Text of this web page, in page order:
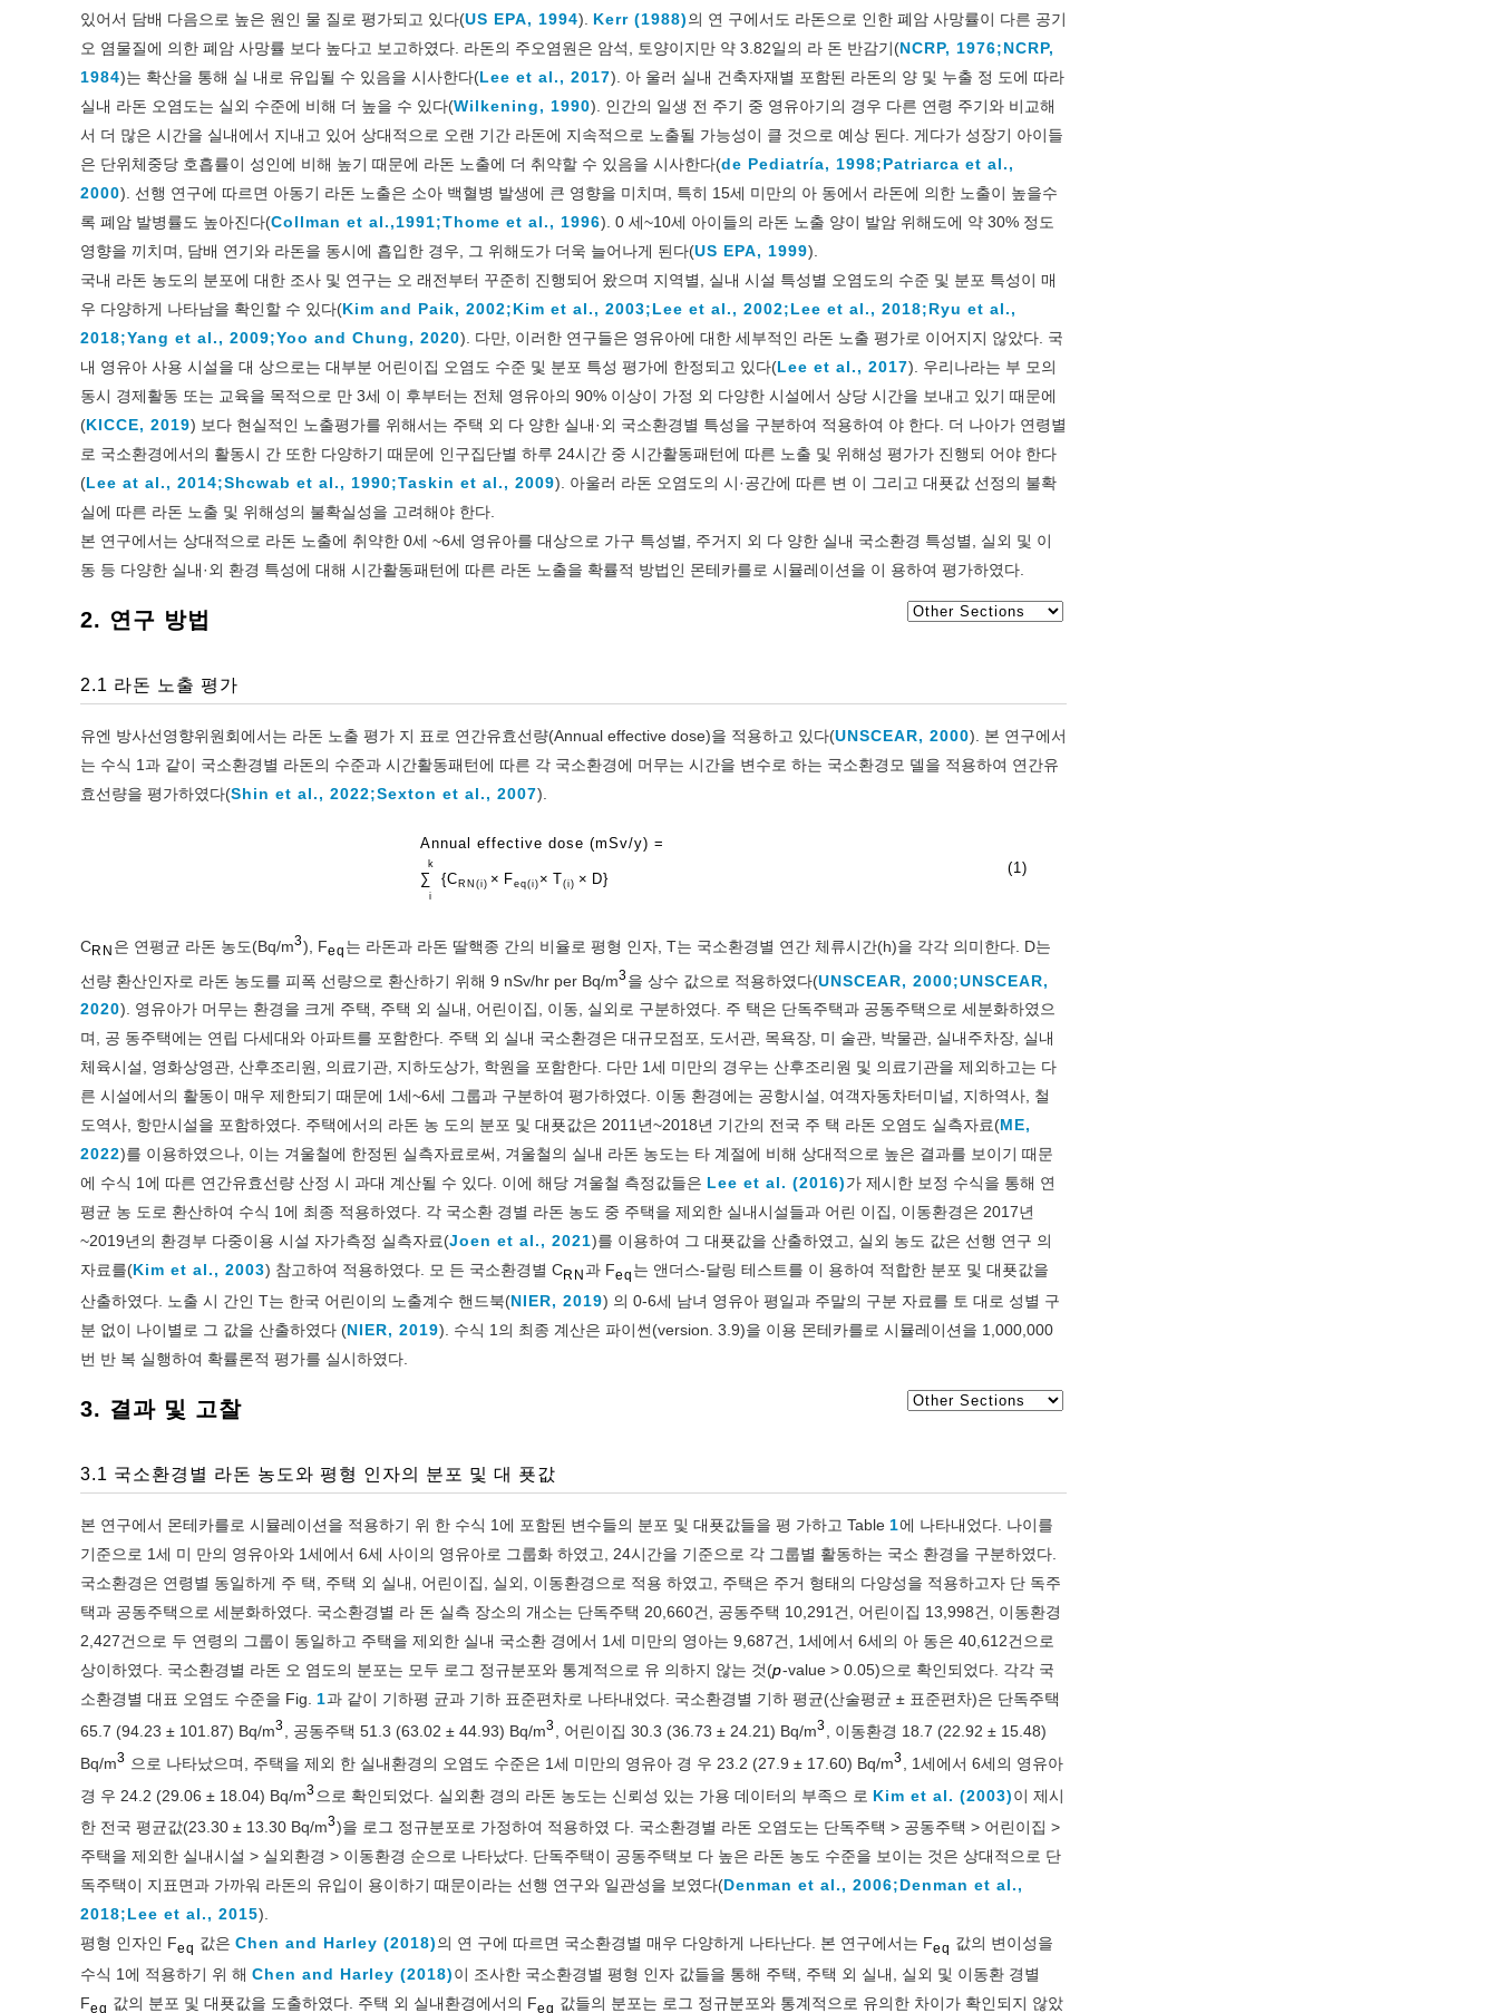
있어서 담배 다음으로 높은 원인 물 질로 평가되고 있다(US EPA, 1994). Kerr (1988)의 연 구에서도 라돈으로 인한 폐암 사망률이 다른 공기
오 염물질에 의한 폐암 사망률 보다 높다고 보고하였다. 라돈의 주오염원은 암석, 토양이지만 약 3.82일의 라 돈 반감기(NCRP, 1976;NCRP,
1984)는 확산을 통해 실 내로 유입될 수 있음을 시사한다(Lee et al., 2017). 아 울러 실내 건축자재별 포함된 라돈의 양 및 누출 정 도에 따라
실내 라돈 오염도는 실외 수준에 비해 더 높을 수 있다(Wilkening, 1990). 인간의 일생 전 주기 중 영유아기의 경우 다른 연령 주기와 비교해
서 더 많은 시간을 실내에서 지내고 있어 상대적으로 오랜 기간 라돈에 지속적으로 노출될 가능성이 클 것으로 예상 된다. 게다가 성장기 아이들
은 단위체중당 호흡률이 성인에 비해 높기 때문에 라돈 노출에 더 취약할 수 있음을 시사한다(de Pediatría, 1998;Patriarca et al.,
2000). 선행 연구에 따르면 아동기 라돈 노출은 소아 백혈병 발생에 큰 영향을 미치며, 특히 15세 미만의 아 동에서 라돈에 의한 노출이 높을수
록 폐암 발병률도 높아진다(Collman et al.,1991;Thome et al., 1996). 0 세~10세 아이들의 라돈 노출 양이 발암 위해도에 약 30% 정도
영향을 끼치며, 담배 연기와 라돈을 동시에 흡입한 경우, 그 위해도가 더욱 늘어나게 된다(US EPA, 1999).
국내 라돈 농도의 분포에 대한 조사 및 연구는 오 래전부터 꾸준히 진행되어 왔으며 지역별, 실내 시설 특성별 오염도의 수준 및 분포 특성이 매
우 다양하게 나타남을 확인할 수 있다(Kim and Paik, 2002;Kim et al., 2003;Lee et al., 2002;Lee et al., 2018;Ryu et al.,
2018;Yang et al., 2009;Yoo and Chung, 2020). 다만, 이러한 연구들은 영유아에 대한 세부적인 라돈 노출 평가로 이어지지 않았다. 국
내 영유아 사용 시설을 대 상으로는 대부분 어린이집 오염도 수준 및 분포 특성 평가에 한정되고 있다(Lee et al., 2017). 우리나라는 부 모의
동시 경제활동 또는 교육을 목적으로 만 3세 이 후부터는 전체 영유아의 90% 이상이 가정 외 다양한 시설에서 상당 시간을 보내고 있기 때문에
(KICCE, 2019) 보다 현실적인 노출평가를 위해서는 주택 외 다 양한 실내·외 국소환경별 특성을 구분하여 적용하여 야 한다. 더 나아가 연령별
로 국소환경에서의 활동시 간 또한 다양하기 때문에 인구집단별 하루 24시간 중 시간활동패턴에 따른 노출 및 위해성 평가가 진행되 어야 한다
(Lee at al., 2014;Shcwab et al., 1990;Taskin et al., 2009). 아울러 라돈 오염도의 시·공간에 따른 변 이 그리고 대푯값 선정의 불확
실에 따른 라돈 노출 및 위해성의 불확실성을 고려해야 한다.
본 연구에서는 상대적으로 라돈 노출에 취약한 0세 ~6세 영유아를 대상으로 가구 특성별, 주거지 외 다 양한 실내 국소환경 특성별, 실외 및 이
동 등 다양한 실내·외 환경 특성에 대해 시간활동패턴에 따른 라돈 노출을 확률적 방법인 몬테카를로 시뮬레이션을 이 용하여 평가하였다.
2. 연구 방법
2.1 라돈 노출 평가
유엔 방사선영향위원회에서는 라돈 노출 평가 지 표로 연간유효선량(Annual effective dose)을 적용하고 있다(UNSCEAR, 2000). 본 연구에서
는 수식 1과 같이 국소환경별 라돈의 수준과 시간활동패턴에 따른 각 국소환경에 머무는 시간을 변수로 하는 국소환경모 델을 적용하여 연간유
효선량을 평가하였다(Shin et al., 2022;Sexton et al., 2007).
Annual effective dose (mSv/y) =
∑
i
k
{CRN (i) × Feq(i)× T(i) × D}
(1)
CRN 은 연평균 라돈 농도(Bq/m3), Feq 는 라돈과 라돈 딸핵종 간의 비율로 평형 인자, T는 국소환경별 연간 체류시간(h)을 각각 의미한다. D는
선량 환산인자로 라돈 농도를 피폭 선량으로 환산하기 위해 9 nSv/hr per Bq/m3을 상수 값으로 적용하였다(UNSCEAR, 2000;UNSCEAR,
2020). 영유아가 머무는 환경을 크게 주택, 주택 외 실내, 어린이집, 이동, 실외로 구분하였다. 주 택은 단독주택과 공동주택으로 세분화하였으
며, 공 동주택에는 연립 다세대와 아파트를 포함한다. 주택 외 실내 국소환경은 대규모점포, 도서관, 목욕장, 미 술관, 박물관, 실내주차장, 실내
체육시설, 영화상영관, 산후조리원, 의료기관, 지하도상가, 학원을 포함한다. 다만 1세 미만의 경우는 산후조리원 및 의료기관을 제외하고는 다
른 시설에서의 활동이 매우 제한되기 때문에 1세~6세 그룹과 구분하여 평가하였다. 이동 환경에는 공항시설, 여객자동차터미널, 지하역사, 철
도역사, 항만시설을 포함하였다. 주택에서의 라돈 농 도의 분포 및 대푯값은 2011년~2018년 기간의 전국 주 택 라돈 오염도 실측자료(ME,
2022)를 이용하였으나, 이는 겨울철에 한정된 실측자료로써, 겨울철의 실내 라돈 농도는 타 계절에 비해 상대적으로 높은 결과를 보이기 때문
에 수식 1에 따른 연간유효선량 산정 시 과대 계산될 수 있다. 이에 해당 겨울철 측정값들은 Lee et al. (2016)가 제시한 보정 수식을 통해 연
평균 농 도로 환산하여 수식 1에 최종 적용하였다. 각 국소환 경별 라돈 농도 중 주택을 제외한 실내시설들과 어린 이집, 이동환경은 2017년
~2019년의 환경부 다중이용 시설 자가측정 실측자료(Joen et al., 2021)를 이용하여 그 대푯값을 산출하였고, 실외 농도 값은 선행 연구 의
자료를(Kim et al., 2003) 참고하여 적용하였다. 모 든 국소환경별 CRN 과 Feq 는 앤더스-달링 테스트를 이 용하여 적합한 분포 및 대푯값을
산출하였다. 노출 시 간인 T는 한국 어린이의 노출계수 핸드북(NIER, 2019) 의 0-6세 남녀 영유아 평일과 주말의 구분 자료를 토 대로 성별 구
분 없이 나이별로 그 값을 산출하였다 (NIER, 2019). 수식 1의 최종 계산은 파이썬(version. 3.9)을 이용 몬테카를로 시뮬레이션을 1,000,000
번 반 복 실행하여 확률론적 평가를 실시하였다.
3. 결과 및 고찰
3.1 국소환경별 라돈 농도와 평형 인자의 분포 및 대 푯값
본 연구에서 몬테카를로 시뮬레이션을 적용하기 위 한 수식 1에 포함된 변수들의 분포 및 대푯값들을 평 가하고 Table 1에 나타내었다. 나이를
기준으로 1세 미 만의 영유아와 1세에서 6세 사이의 영유아로 그룹화 하였고, 24시간을 기준으로 각 그룹별 활동하는 국소 환경을 구분하였다.
국소환경은 연령별 동일하게 주 택, 주택 외 실내, 어린이집, 실외, 이동환경으로 적용 하였고, 주택은 주거 형태의 다양성을 적용하고자 단 독주
택과 공동주택으로 세분화하였다. 국소환경별 라 돈 실측 장소의 개소는 단독주택 20,660건, 공동주택 10,291건, 어린이집 13,998건, 이동환경
2,427건으로 두 연령의 그룹이 동일하고 주택을 제외한 실내 국소환 경에서 1세 미만의 영아는 9,687건, 1세에서 6세의 아 동은 40,612건으로
상이하였다. 국소환경별 라돈 오 염도의 분포는 모두 로그 정규분포와 통계적으로 유 의하지 않는 것(p-value > 0.05)으로 확인되었다. 각각 국
소환경별 대표 오염도 수준을 Fig. 1과 같이 기하평 균과 기하 표준편차로 나타내었다. 국소환경별 기하 평균(산술평균 ± 표준편차)은 단독주택
65.7 (94.23 ± 101.87) Bq/m3 , 공동주택 51.3 (63.02 ± 44.93) Bq/m3 , 어린이집 30.3 (36.73 ± 24.21) Bq/m3
, 이동환경 18.7 (22.92 ± 15.48)
Bq/m3 으로 나타났으며, 주택을 제외 한 실내환경의 오염도 수준은 1세 미만의 영유아 경 우 23.2 (27.9 ± 17.60) Bq/m3
, 1세에서 6세의 영유아
경 우 24.2 (29.06 ± 18.04) Bq/m3 으로 확인되었다. 실외환 경의 라돈 농도는 신뢰성 있는 가용 데이터의 부족으 로 Kim et al. (2003)이 제시
한 전국 평균값(23.30 ± 13.30 Bq/m3)을 로그 정규분포로 가정하여 적용하였 다. 국소환경별 라돈 오염도는 단독주택 > 공동주택 > 어린이집 >
주택을 제외한 실내시설 > 실외환경 > 이동환경 순으로 나타났다. 단독주택이 공동주택보 다 높은 라돈 농도 수준을 보이는 것은 상대적으로 단
독주택이 지표면과 가까워 라돈의 유입이 용이하기 때문이라는 선행 연구와 일관성을 보였다(Denman et al., 2006;Denman et al.,
2018;Lee et al., 2015).
평형 인자인 Feq 값은 Chen and Harley (2018)의 연 구에 따르면 국소환경별 매우 다양하게 나타난다. 본 연구에서는 Feq 값의 변이성을
수식 1에 적용하기 위 해 Chen and Harley (2018)이 조사한 국소환경별 평형 인자 값들을 통해 주택, 주택 외 실내, 실외 및 이동환 경별
Feq 값의 분포 및 대푯값을 도출하였다. 주택 외 실내환경에서의 Feq 값들의 분포는 로그 정규분포와 통계적으로 유의한 차이가 확인되지 않았